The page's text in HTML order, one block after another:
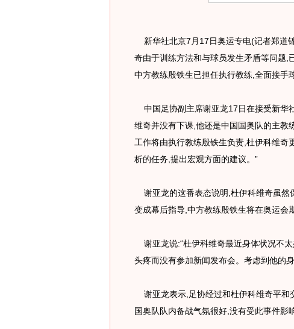
新华社北京7月17日奥运专电(记者郑道
奇由于训练方法和与球员发生矛盾等问题,
中方教练殷铁生已担任执行教练,全面接手
中国足协副主席谢亚龙17日在接受新华
维奇并没有下课,他还是中国国奥队的主教
工作将由执行教练殷铁生负责,杜伊科维
析的任务,提出宏观方面的建议。”
谢亚龙的这番表态说明,杜伊科维奇虽然
变成幕后指导,中方教练殷铁生将在奥运会
谢亚龙说:“杜伊科维奇最近身体状况不
头疼而没有参加新闻发布会。考虑到他的
谢亚龙表示,足协经过和杜伊科维奇平和
国奥队队内备战气氛很好,没有受此事件影响